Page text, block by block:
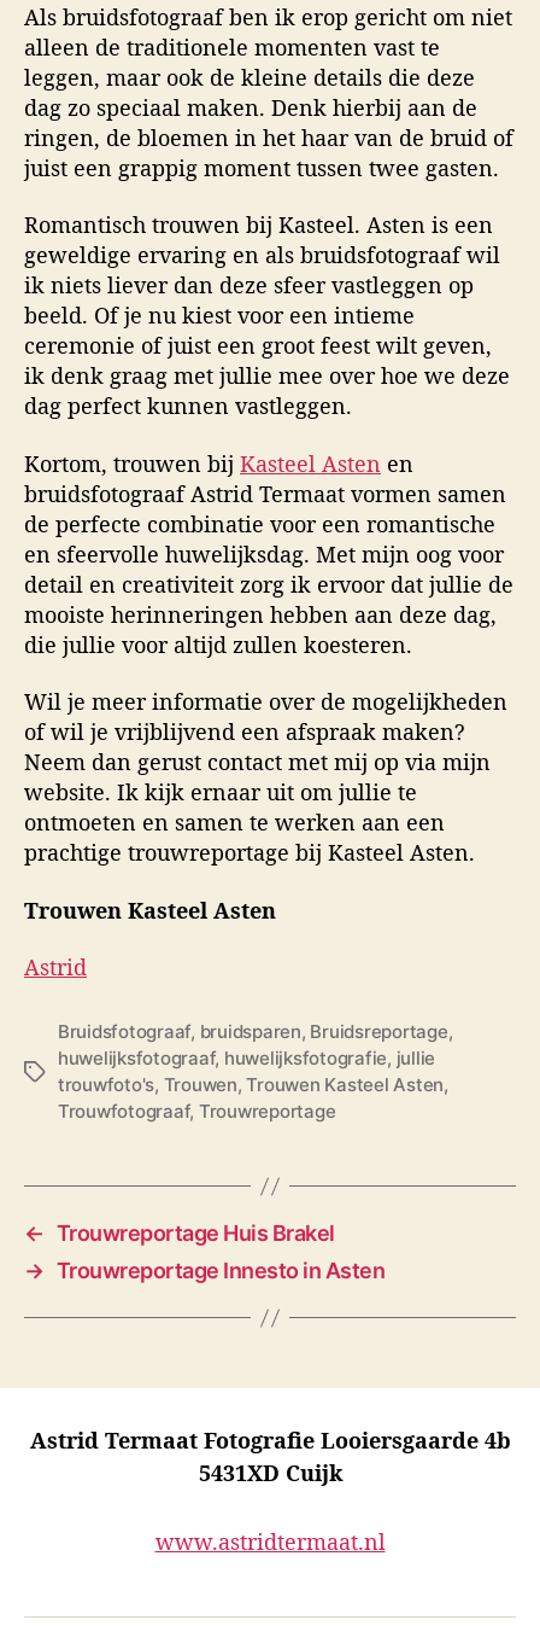
Als bruidsfotograaf ben ik erop gericht om niet
alleen de traditionele momenten vast te
leggen, maar ook de kleine details die deze
dag zo speciaal maken. Denk hierbij aan de
ringen, de bloemen in het haar van de bruid of
juist een grappig moment tussen twee gasten.
Romantisch trouwen bij Kasteel. Asten is een
geweldige ervaring en als bruidsfotograaf wil
ik niets liever dan deze sfeer vastleggen op
beeld. Of je nu kiest voor een intieme
ceremonie of juist een groot feest wilt geven,
ik denk graag met jullie mee over hoe we deze
dag perfect kunnen vastleggen.
Kortom, trouwen bij Kasteel Asten en
bruidsfotograaf Astrid Termaat vormen samen
de perfecte combinatie voor een romantische
en sfeervolle huwelijksdag. Met mijn oog voor
detail en creativiteit zorg ik ervoor dat jullie de
mooiste herinneringen hebben aan deze dag,
die jullie voor altijd zullen koesteren.
Wil je meer informatie over de mogelijkheden
of wil je vrijblijvend een afspraak maken?
Neem dan gerust contact met mij op via mijn
website. Ik kijk ernaar uit om jullie te
ontmoeten en samen te werken aan een
prachtige trouwreportage bij Kasteel Asten.
Trouwen Kasteel Asten
Astrid
T
Bruidsfotograaf, bruidsparen, Bruidsreportage,
huwelijksfotograaf, huwelijksfotografie, jullie
trouwfoto's, Trouwen,Trouwen Kasteel Asten,
Trouwfotograaf, Trouwreportage
← Trouwreportage Huis Brakel
→ Trouwreportage Innesto in Asten
Astrid Termaat Fotografie Looiersgaarde 4b
5431XD Cuijk
www.astridtermaat.nl